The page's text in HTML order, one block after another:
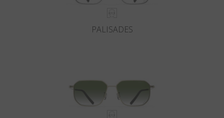
PALISADES